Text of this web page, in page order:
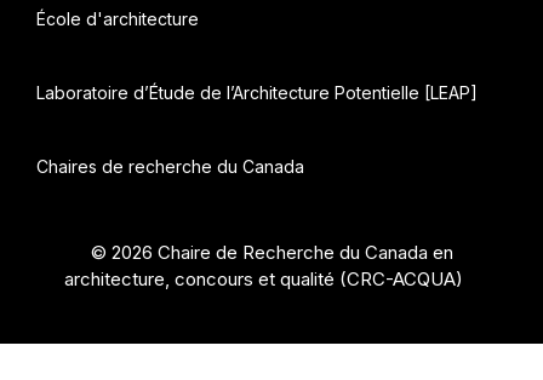
École d'architecture
Laboratoire d’Étude de l’Architecture Potentielle [LEAP]
Chaires de recherche du Canada
© 2026 Chaire de Recherche du Canada en
architecture, concours et qualité (CRC-ACQUA)